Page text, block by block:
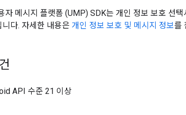
자 메시지 플랫폼 (UMP) SDK는 개인 정보 보호 선
니다. 자세한 내용은 개인 정보 보호 및 메시지 정보를
API 수준 21 이상